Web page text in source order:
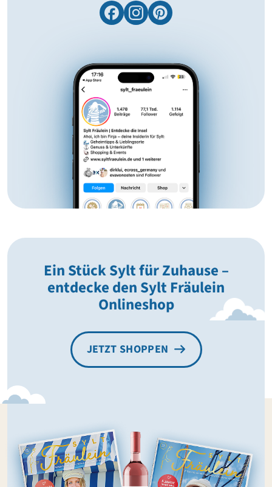
Ein Stück Sylt für Zuhause –
entdecke den Sylt Fräulein
Onlineshop
JETZT SHOPPEN